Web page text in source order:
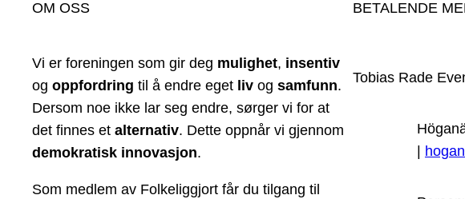
OM OSS
Vi er foreningen som gir deg mulighet, insentiv
og oppfordring til å endre eget liv og samfunn.
Dersom noe ikke lar seg endre, sørger vi for at
det finnes et alternativ. Dette oppnår vi gjennom
demokratisk innovasjon.
Som medlem av Folkeliggjort får du tilgang til
BETALENDE
Tobias Rade
|